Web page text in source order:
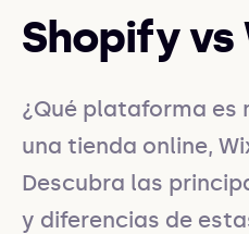
Shopify vs
¿Qué plataforma es
una tienda online,
Descubra las
y diferencias de